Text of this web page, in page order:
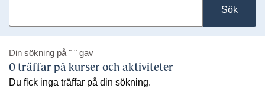
Sök
Din sökning på " " gav
0 träffar på kurser och aktiviteter
Du fick inga träffar på din sökning.